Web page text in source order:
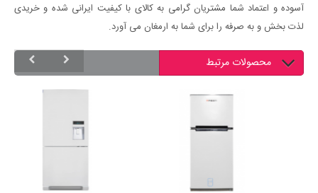
آسوده و اعتماد شما مشتریان گرامی به کالای با کیفیت ایرانی شده و خریدی
لذت بخش و به صرفه را برای شما به ارمغان می آورد.
محصولات مرتبط